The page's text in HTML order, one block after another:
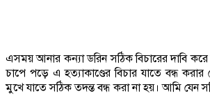
এসময় আনার কন্যা ডরিন সঠিক বিচারের দাবি
চাপে পড়ে এ হত্যাকাণ্ডের বিচার যাতে বন্ধ করার
মুখে যাতে সঠিক তদন্ত বন্ধ করা না হয়। আমি যেন